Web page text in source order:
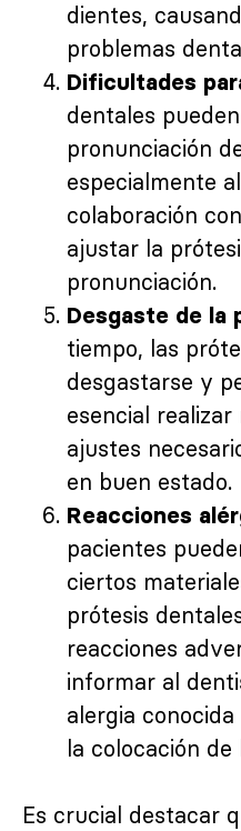
dientes,
problemas
Dificultades
dentales
pronunciación
especialmente
colaboración
ajustar la
pronunciación.
Desgaste de la
tiempo, las
desgastarse y
esencial
ajustes
en buen estado.
Reacciones
pacientes
ciertos
prótesis
reacciones
informar al
alergia
la colocación
Es crucial destacar